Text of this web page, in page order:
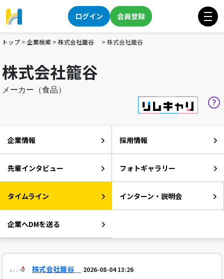
ログイン 会員登録
トップ > 企業検索 > 株式会社籠谷 > 株式会社籠谷
株式会社籠谷
メーカー（食品）
企業情報 採用情報
先輩インタビュー フォトギャラリー
タイムライン インターン・説明会
企業へDMを送る
株式会社籠谷 2026-08-04 13:26